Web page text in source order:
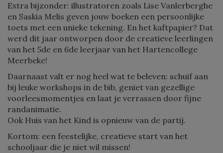
Extra bijzonder: illustratoren zoals Lise Vanlerberghe
en Saskia Melis geven jouw boeken een persoonlijke
toets met een unieke tekening. En het kaftpapier? Dat
werd dit jaar ontworpen door de creatieve leerlingen
van het 5de en 6de leerjaar van het Hartencollege
Meerbeke!
Daarnaast valt er nog heel wat te beleven: schuif aan
bij leuke workshops in de bib, geniet van gezellige
voorleesmomentjes en laat je verrassen door fijne
randanimatie.
Ook Huis van het Kind is opnieuw van de partij.
Kortom: een feestelijke, creatieve start van het
schooljaar die je niet wil missen!